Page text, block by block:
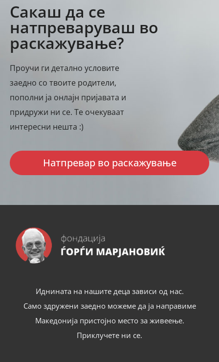
Сакаш да се
натпреваруваш во
раскажување?
Проучи ги детално условите
заедно со твоите родители,
пополни ја онлајн пријавата и
придружи ни се. Те очекуваат
интересни нешта :)
Натпревар во раскажување
Иднината на нашите деца зависи од нас.
Само здружени заедно можеме да ја направиме
Македонија пристојно место за живеење.
Приклучете ни се.